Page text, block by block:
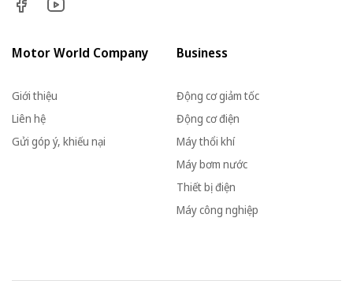
Motor World Company
Giới thiệu
Liên hệ
Gửi góp ý, khiếu nại
Business
Động cơ giảm tốc
Động cơ điện
Máy thổi khí
Máy bơm nước
Thiết bị điện
Máy công nghiệp